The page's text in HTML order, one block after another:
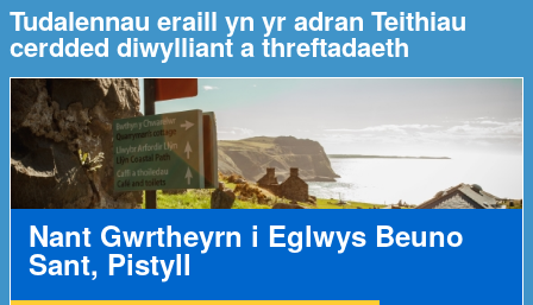
Tudalennau eraill yn yr adran Teithiau
cerdded diwylliant a threftadaeth
Nant Gwrtheyrn i Eglwys Beuno
Sant, Pistyll